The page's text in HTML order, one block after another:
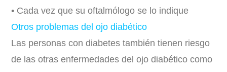
• Cada vez que su oftalmólogo se lo indique
Otros problemas del ojo diabético
Las personas con diabetes también tienen riesgo
de las otras enfermedades del ojo diabético como